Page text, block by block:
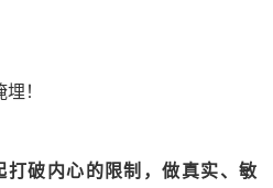
！
打破内心的限制，做真实、敏